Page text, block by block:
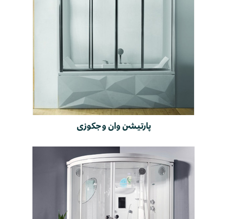
پارتیشن وان و جکوزی